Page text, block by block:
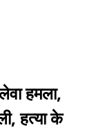
हमला,
हत्या के